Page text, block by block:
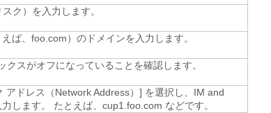
ク）を入力します。
えば、foo.com）のドメインを入力します。
クスがオフになっていることを確認します。
アドレス（Network Address）] を選択し、 IM and
します。 たとえば、cup1.foo.com などです。